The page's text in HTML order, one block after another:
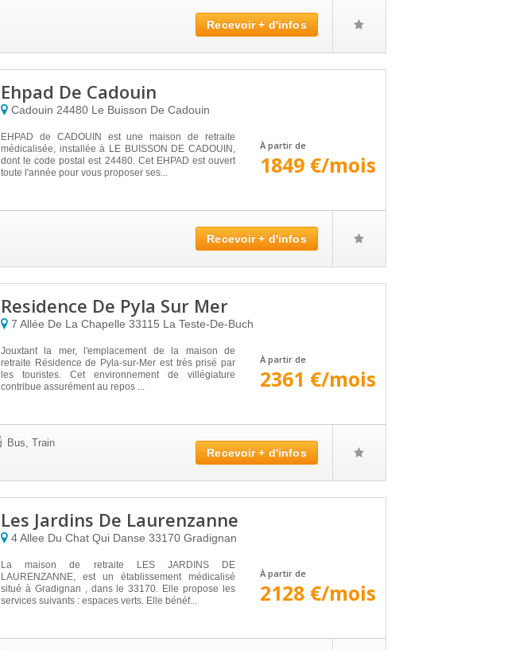
Recevoir + d'infos
Ehpad De Cadouin
Cadouin 24480 Le Buisson De Cadouin
EHPAD de CADOUIN est une maison de retraite
médicalisée, installée à LE BUISSON DE CADOUIN,
dont le code postal est 24480. Cet EHPAD est ouvert
toute l'année pour vous proposer ses...
À partir de
1849 €/mois
Recevoir + d'infos
Residence De Pyla Sur Mer
7 Allée De La Chapelle 33115 La Teste-De-Buch
Jouxtant la mer, l'emplacement de la maison de
retraite Résidence de Pyla-sur-Mer est très prisé par
les touristes. Cet environnement de villégiature
contribue assurément au repos ...
À partir de
2361 €/mois
Bus, Train
Recevoir + d'infos
Les Jardins De Laurenzanne
4 Allee Du Chat Qui Danse 33170 Gradignan
La maison de retraite LES JARDINS DE
LAURENZANNE, est un établissement médicalisé
situé à Gradignan , dans le 33170. Elle propose les
services suivants : espaces verts. Elle bénéf...
À partir de
2128 €/mois